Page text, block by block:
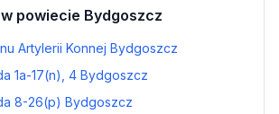
powiecie Bydgoszcz
Artylerii Konnej Bydgoszcz
1a-17(n), 4 Bydgoszcz
8-26(p) Bydgoszcz